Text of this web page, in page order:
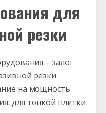
для
резки
– залог
резки
на мощность
для тонкой плитки